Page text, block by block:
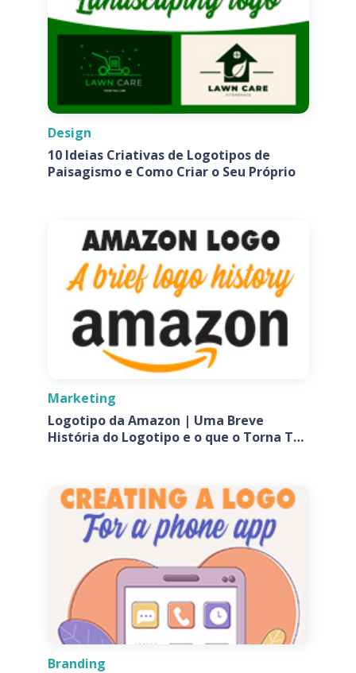
Design
10 Ideias Criativas de Logotipos de
Paisagismo e Como Criar o Seu Próprio
Marketing
Logotipo da Amazon | Uma Breve
História do Logotipo e o que o Torna Tão
Branding